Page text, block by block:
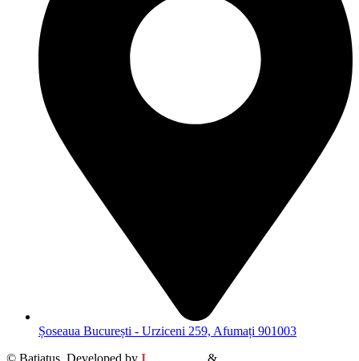
Șoseaua București - Urziceni 259, Afumați 901003
© Batiatus. Developed by I &